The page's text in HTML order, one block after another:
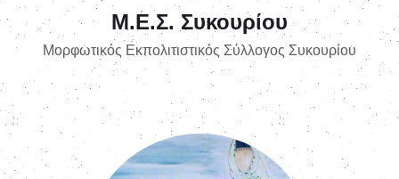
Μ.Ε.Σ. Συκουρίου
Μορφωτικός Εκπολιτιστικός Σύλλογος Συκουρίου